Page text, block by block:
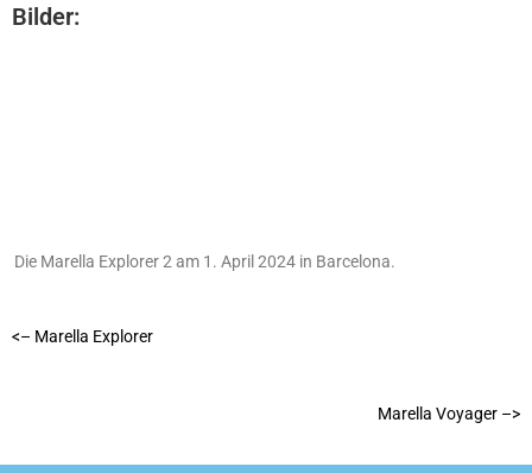
Bilder:
Die Marella Explorer 2 am 1. April 2024 in Barcelona.
<– Marella Explorer
Marella Voyager –>